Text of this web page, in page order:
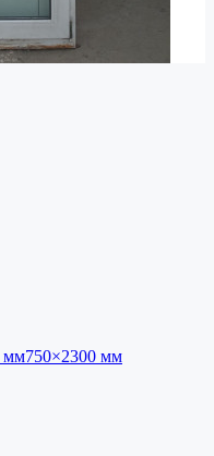
мм750×2300 мм